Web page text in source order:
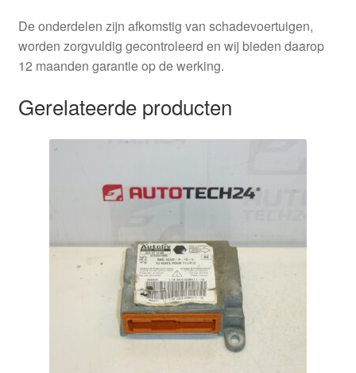
De onderdelen zijn afkomstig van schadevoertuigen,
worden zorgvuldig gecontroleerd en wij bieden daarop
12 maanden garantie op de werking.
Gerelateerde producten